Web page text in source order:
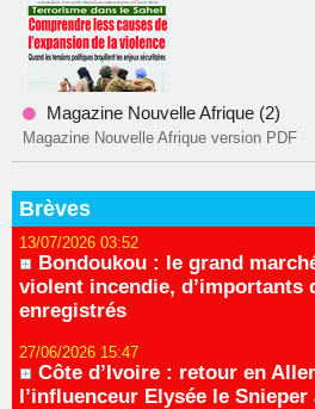
Magazine Nouvelle Afrique (2)
Magazine Nouvelle Afrique version PDF
Brèves
13/07/2026 03:52
Bondoukou : le grand
violent incendie, d’importants
enregistrés
27/06/2026 15:47
Côte d’Ivoire : retour en
l’influenceur Elysée le